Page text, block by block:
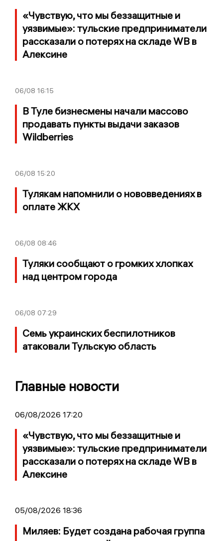
«Чувствую, что мы беззащитные и
уязвимые»: тульские предприниматели
рассказали о потерях на складе WB в
Алексине
06/08 16:15
В Туле бизнесмены начали массово
продавать пункты выдачи заказов
Wildberries
06/08 15:20
Тулякам напомнили о нововведениях в
оплате ЖКХ
06/08 08:46
Туляки сообщают о громких хлопках
над центром города
06/08 07:29
Семь украинских беспилотников
атаковали Тульскую область
Главные новости
06/08/2026 17:20
«Чувствую, что мы беззащитные и
уязвимые»: тульские предприниматели
рассказали о потерях на складе WB в
Алексине
05/08/2026 18:36
Миляев: Будет создана рабочая группа